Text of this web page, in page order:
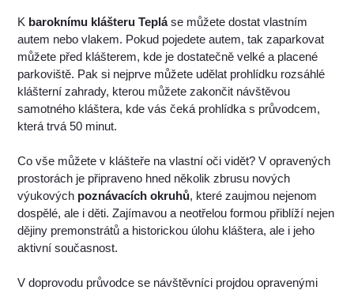
K baroknímu klášteru Tepláse můžete dostat vlastním
autem nebo vlakem. Pokud pojedete autem, tak zaparkovat
můžete před klášterem, kde je dostatečně velké a placené
parkoviště. Pak si nejprve můžete udělat prohlídku rozsáhlé
klášterní zahrady, kterou můžete zakončit návštěvou
samotného kláštera, kde vás čeká prohlídka s průvodcem,
která trvá 50 minut.
Co vše můžete v klášteře na vlastní oči vidět? V opravených
prostorách je připraveno hned několik zbrusu nových
výukových poznávacích okruhů, které zaujmou nejenom
dospělé, ale i děti. Zajímavou a neotřelou formou přiblíží nejen
dějiny premonstrátů a historickou úlohu kláštera, ale i jeho
aktivní současnost.
V doprovodu průvodce se návštěvníci projdou opravenými